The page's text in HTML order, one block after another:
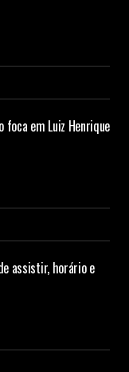
foca em Luiz Henrique
assistir, horário e